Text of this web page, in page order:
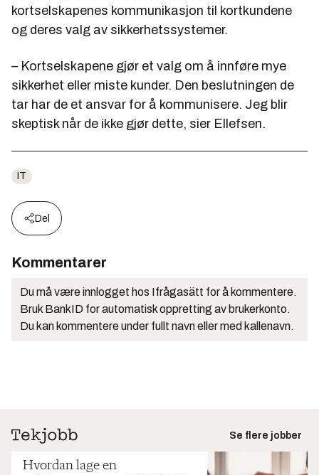
kortselskapenes kommunikasjon til kortkundene
og deres valg av sikkerhetssystemer.
– Kortselskapene gjør et valg om å innføre mye
sikkerhet eller miste kunder. Den beslutningen de
tar har de et ansvar for å kommunisere. Jeg blir
skeptisk når de ikke gjør dette, sier Ellefsen.
IT
Del
Kommentarer
Du må være innlogget hos Ifrågasätt for å kommentere.
Bruk BankID for automatisk oppretting av brukerkonto.
Du kan kommentere under fullt navn eller med kallenavn.
Se flere jobber
Hvordan lage en